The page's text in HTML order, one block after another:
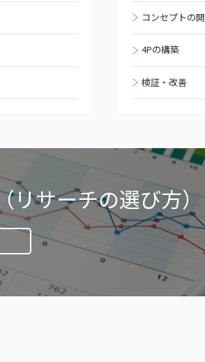
コンセプトの
4Pの構築
検証・改善
リサーチの選び方）